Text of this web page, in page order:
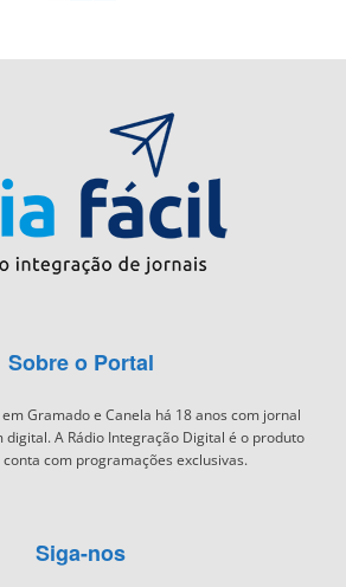
Sobre o Portal
Gramado e Canela há 18 anos com jornal
A Rádio Integração Digital é o produto
com programações exclusivas.
Siga-nos